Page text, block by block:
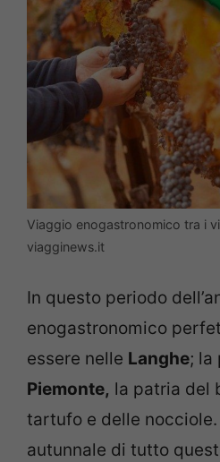
Viaggio enogastronomico tra i
viagginews.it
In questo periodo
enogastronomico
essere nelle Langhe; la
Piemonte, la patria del
tartufo e delle nocciole.
autunnale di tutto